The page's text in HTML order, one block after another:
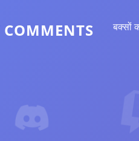
COMMENTS बक्सों